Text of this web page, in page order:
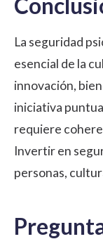
La seguridad
esencial de la
innovación,
iniciativa
requiere
Invertir en
personas,